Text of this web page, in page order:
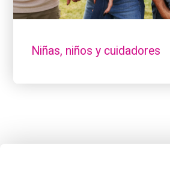
Niñas, niños y cuidadores